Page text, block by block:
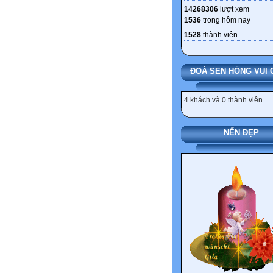
14268306 lượt xem
1536 trong hôm nay
1528 thành viên
ĐOÁ SEN HỒNG VUI
4 khách và 0 thành viên
NẾN ĐẸP